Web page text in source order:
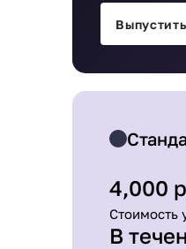
4,000
Стоимость
В